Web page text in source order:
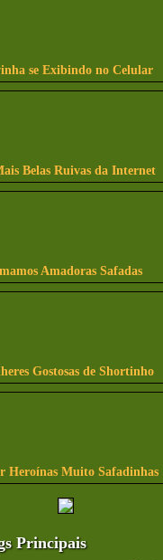
se Exibindo no Celular
Belas Ruivas da Internet
Amadoras Safadas
Gostosas de Shortinho
Heroínas Muito Safadinhas
Principais